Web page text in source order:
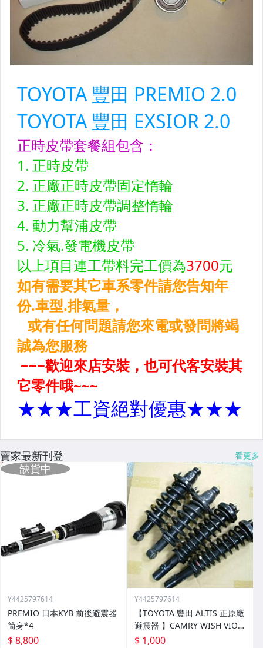
賣家最新刊登 看更多
Y4425797614
PREMIO 日本KYB 前後避震器
筒身*4
$ 8,800
Y4425797614
【TOYOTA 豐田 ALTIS 正原廠
避震器 】CAMRY WISH VIOS
EXSIOR PREMIO RAV4
$ 1,000